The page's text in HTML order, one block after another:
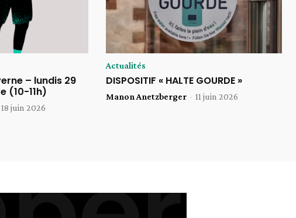
– lundis 29
(10-11h)
18 juin 2026
Actualités
DISPOSITIF « HALTE GOURDE »
Manon Anetzberger - 11 juin 2026